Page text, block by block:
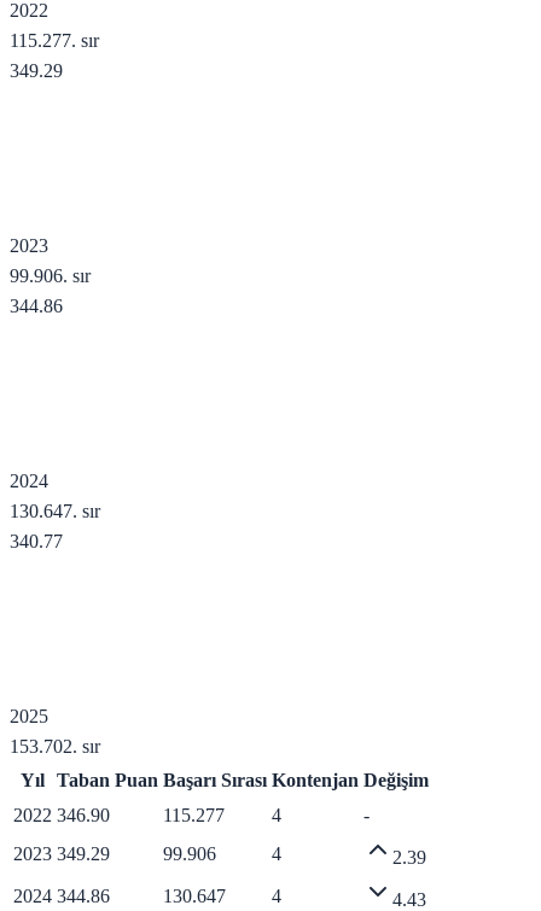
2022
115.277. sır
349.29
2023
99.906. sır
344.86
2024
130.647. sır
340.77
2025
153.702. sır
Yıl Taban Puan Başarı Sırası Kontenjan Değişim
2022 346.90 115.277 4
-
2023 349.29 99.906 4
2.39
2024 344.86 130.647 4
4.43